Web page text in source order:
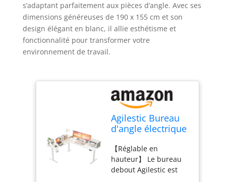
s’adaptant parfaitement aux pièces d’angle. Avec ses
dimensions généreuses de 190 x 155 cm et son
design élégant en blanc, il allie esthétisme et
fonctionnalité pour transformer votre
environnement de travail.
Agilestic Bureau
d'angle électrique
Hauteur 190 x 155
cm
【Réglable en
hauteur】 Le bureau
debout Agilestic est